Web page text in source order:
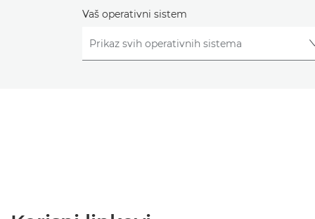
Vaš operativni sistem